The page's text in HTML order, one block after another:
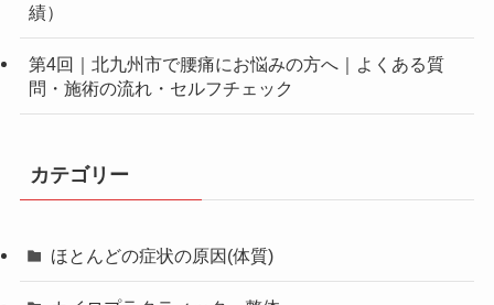
績）
第4回｜北九州市で腰痛にお悩みの方へ｜よくある質
問・施術の流れ・セルフチェック
カテゴリー
ほとんどの症状の原因(体質)